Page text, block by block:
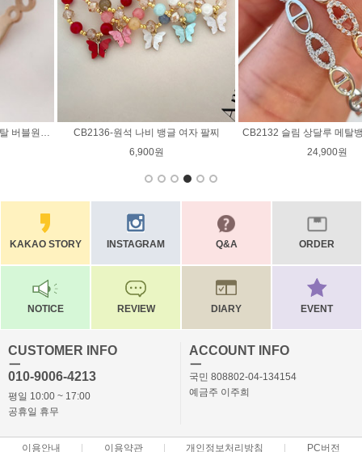
CB2132 슬림 상달루 메탈뱅글 큐빅 팔찌
CB2131 모던 시크 2회전 버클 가죽 팔찌
KAKAO STORY INSTAGRAM Q&A ORDER
NOTICE REVIEW DIARY EVENT
CUSTOMER INFO
ㅡ
010-9006-4213
평일 10:00 ~ 17:00
공휴일 휴무
ACCOUNT INFO
ㅡ
국민 808802-04-134154
예금주 이주희
이용안내 이용약관 개인정보처리방침 PC버전